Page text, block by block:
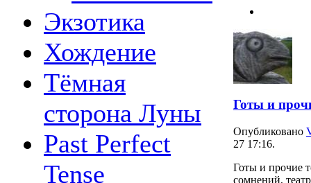
Экзотика
Хождение
Тёмная
сторона Луны
Past Perfect
Tense
Готы и
Опубликовано
27 17:16.
Готы и прочие
сомнений,